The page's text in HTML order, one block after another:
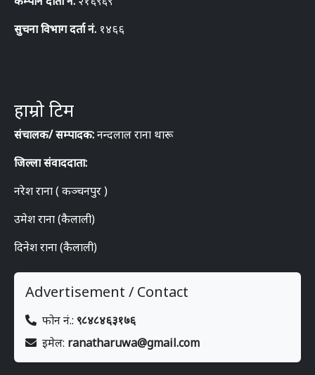
सुचना विभाग दर्ता नं. १४६६
हाम्रो टिम
संचालक/ सम्पादक:नन्दलाल राना थारू
जिल्ला संवाददाता:
नरेश राना ( कञ्चनपुर )
उमेश राना (कैलाली)
दिनेश राना (कैलाली)
Advertisement / Contact
फोन नं.: ९८४८४६३१७६
इमेल: ranatharuwa@gmail.com